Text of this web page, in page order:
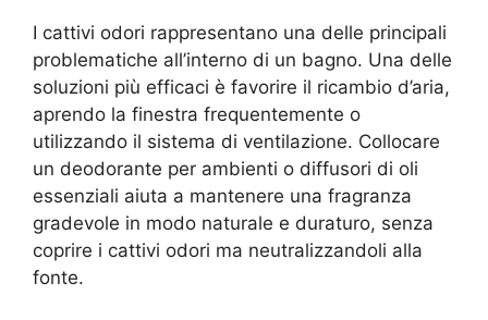
I cattivi odori rappresentano una delle principali
problematiche all’interno di un bagno. Una delle
soluzioni più efficaci è favorire il ricambio d’aria,
aprendo la finestra frequentemente o
utilizzando il sistema di ventilazione. Collocare
un deodorante per ambienti o diffusori di oli
essenziali aiuta a mantenere una fragranza
gradevole in modo naturale e duraturo, senza
coprire i cattivi odori ma neutralizzandoli alla
fonte.